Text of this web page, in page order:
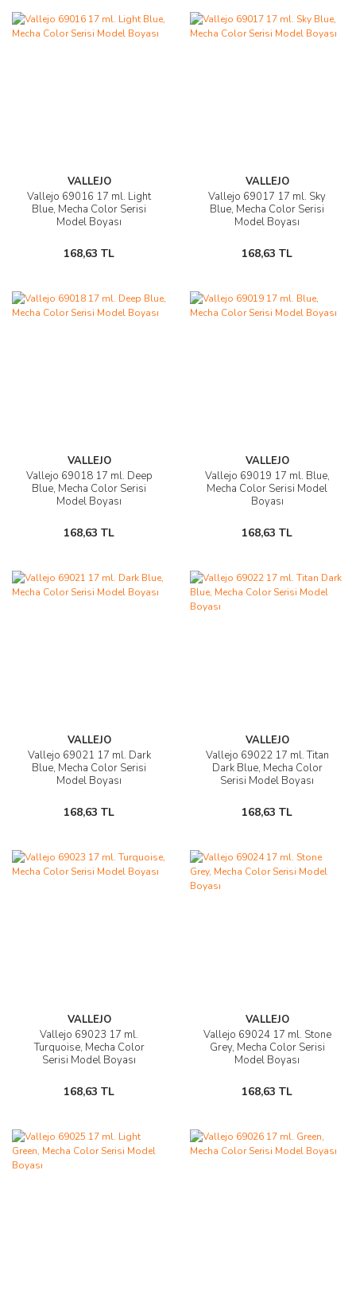
VALLEJO
Vallejo 69016 17 ml. Light
Blue, Mecha Color Serisi
Model Boyası
168,63 TL
VALLEJO
Vallejo 69017 17 ml. Sky
Blue, Mecha Color Serisi
Model Boyası
168,63 TL
VALLEJO
Vallejo 69018 17 ml. Deep
Blue, Mecha Color Serisi
Model Boyası
168,63 TL
VALLEJO
Vallejo 69019 17 ml. Blue,
Mecha Color Serisi Model
Boyası
168,63 TL
VALLEJO
Vallejo 69021 17 ml. Dark
Blue, Mecha Color Serisi
Model Boyası
168,63 TL
VALLEJO
Vallejo 69022 17 ml. Titan
Dark Blue, Mecha Color
Serisi Model Boyası
168,63 TL
VALLEJO
Vallejo 69023 17 ml.
Turquoise, Mecha Color
Serisi Model Boyası
168,63 TL
VALLEJO
Vallejo 69024 17 ml. Stone
Grey, Mecha Color Serisi
Model Boyası
168,63 TL